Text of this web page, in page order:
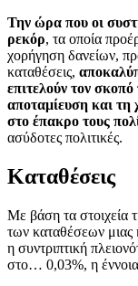
Την ώρα που οι
ρεκόρ, τα οποία
χορήγηση δανείων,
καταθέσεις,
επιτελούν τον
αποταμίευση και τη
στο έπακρο τους
ασύδοτες πολιτικές.
Καταθέσεις
Με βάση τα στοιχεία
των καταθέσεων μιας
η συντριπτική
στο… 0,03%, η